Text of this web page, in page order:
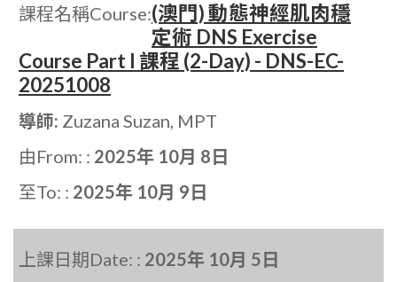
課程名稱Course:(澳門) 動態神經肌肉穩
定術 DNS Exercise
Course Part I 課程 (2-Day) - DNS-EC-
20251008
導師: Zuzana Suzan, MPT
由From: : 2025年 10月 8日
至To: : 2025年 10月 9日
上課日期Date: : 2025年 10月 5日